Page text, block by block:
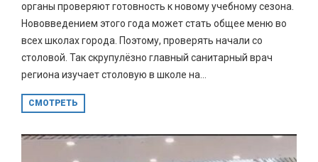
органы проверяют готовность к новому учебному сезона.
Нововведением этого года может стать общее меню во
всех школах города. Поэтому, проверять начали со
столовой. Так скрупулёзно главный санитарный врач
региона изучает столовую в школе на...
СМОТРЕТЬ